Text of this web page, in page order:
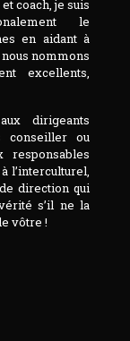
coach, je suis
le
en aidant à
nommons
excellents,
dirigeants
conseiller ou
responsables
l’interculturel,
direction qui
s’il ne la
vôtre !